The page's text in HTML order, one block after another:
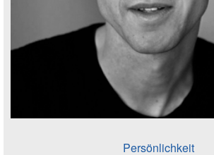
Persönlichkeit